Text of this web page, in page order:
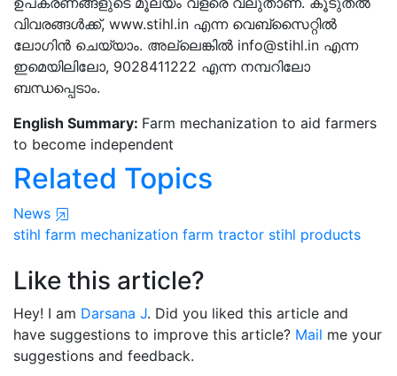
വിവരങ്ങൾക്ക്, www.stihl.in എന്ന വെബ്സൈറ്റിൽ
ലോഗിൻ ചെയ്യാം. അല്ലെങ്കിൽ info@stihl.in എന്ന
ഇമെയിലിലോ, 9028411222 എന്ന നമ്പറിലോ
ബന്ധപ്പെടാം.
English Summary: Farm mechanization to aid farmers
to become independent
Related Topics
News
stihl farm mechanization farm tractor stihl products
Like this article?
Hey! I am Darsana J. Did you liked this article and
have suggestions to improve this article? Mail me your
suggestions and feedback.